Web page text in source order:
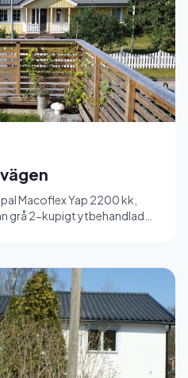
Macoflex Yap 2200 kk,
grå 2-kupigt ytbehandlad